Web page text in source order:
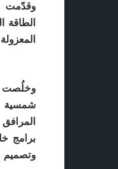
وقدّمت
الطاقة
وخلُصت
شمسية
برامج
وتصميم